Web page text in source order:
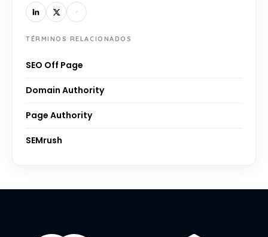
TÉRMINOS RELACIONADOS
SEO Off Page
Domain Authority
Page Authority
SEMrush